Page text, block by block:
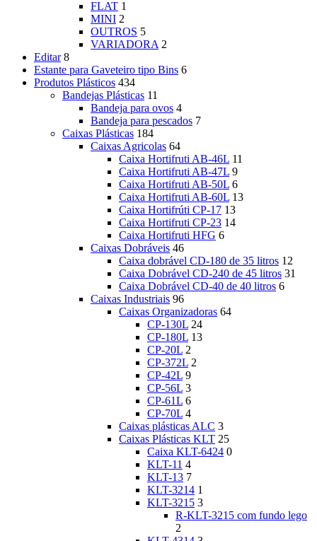
FLAT 1
MINI 2
OUTROS 5
VARIADORA 2
Editar 8
Estante para Gaveteiro tipo Bins 6
Produtos Plásticos 434
Bandejas Plásticas 11
Bandeja para ovos 4
Bandeja para pescados 7
Caixas Plásticas 184
Caixas Agricolas 64
Caixa Hortifruti AB-46L 11
Caixa Hortifruti AB-47L 9
Caixa Hortifruti AB-50L 6
Caixa Hortifruti AB-60L 13
Caixa Hortifrúti CP-17 13
Caixa Hortifruti CP-23 14
Caixa Hortifruti HFG 6
Caixas Dobráveis 46
Caixa dobrável CD-180 de 35 litros 12
Caixa Dobrável CD-240 de 45 litros 31
Caixa Dobrável CD-40 de 40 litros 6
Caixas Industriais 96
Caixas Organizadoras 64
CP-130L 24
CP-180L 13
CP-20L 2
CP-372L 2
CP-42L 9
CP-56L 3
CP-61L 6
CP-70L 4
Caixas plásticas ALC 3
Caixas Plásticas KLT 25
Caixa KLT-6424 0
KLT-11 4
KLT-13 7
KLT-3214 1
KLT-3215 3
R-KLT-3215 com fundo lego
2